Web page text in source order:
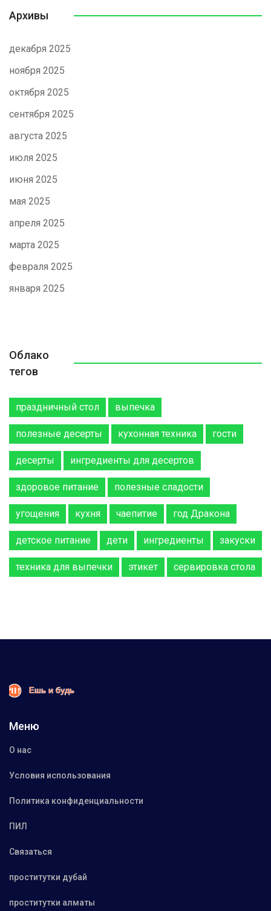
Архивы
декабря 2025
ноября 2025
октября 2025
сентября 2025
августа 2025
июля 2025
июня 2025
мая 2025
апреля 2025
марта 2025
февраля 2025
января 2025
Облако
тегов
праздничный стол выпечка
полезные десерты кухонная техника гости
десерты ингредиенты для десертов
здоровое питание полезные сладости
угощения кухня чаепитие год Дракона
детское питание дети ингредиенты закуски
техника для выпечки этикет сервировка стола
Меню
О нас
Условия использования
Политика конфиденциальности
ПИЛ
Связаться
проститутки дубай
проститутки алматы